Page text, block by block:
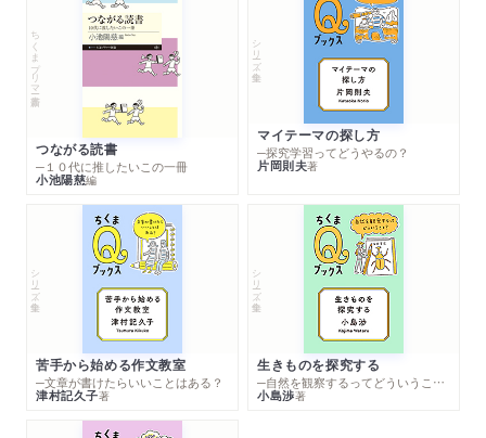
ちくまプリマー新書
つながる読書
─１０代に推したいこの一冊
小池陽慈編
シリーズ・全集
マイテーマの探し方
─探究学習ってどうやるの？
片岡則夫著
シリーズ・全集
苦手から始める作文教室
─文章が書けたらいいことはある？
津村記久子著
シリーズ・全集
生きものを探究する
─自然を観察するってどういうこと？
小島渉著